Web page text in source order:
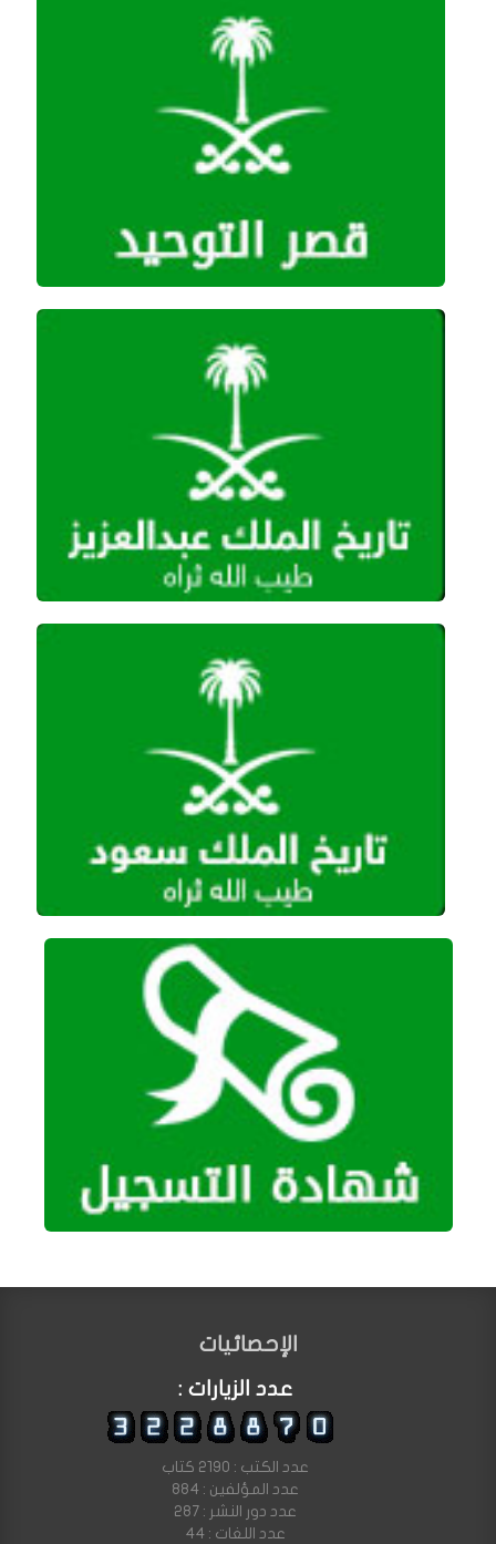
الإحصائيات
عدد الزيارات :
عدد الكتب : 2190 كتاب
عدد المؤلفين : 884
عدد دور النشر : 287
عدد اللغات : 44